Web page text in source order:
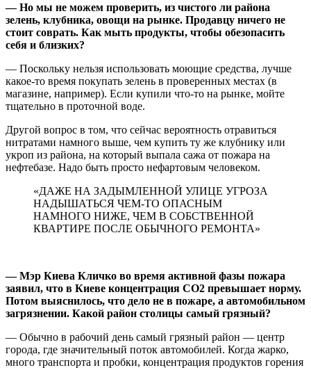
— Но мы не можем проверить, из чистого ли района
зелень, клубника, овощи на рынке. Продавцу ничего не
стоит соврать. Как мыть продукты, чтобы обезопасить
себя и близких?
— Поскольку нельзя использовать моющие средства, лучше
какое-то время покупать зелень в проверенных местах (в
магазине, например). Если купили что-то на рынке, мойте
тщательно в проточной воде.
Другой вопрос в том, что сейчас вероятность отравиться
нитратами намного выше, чем купить ту же клубнику или
укроп из района, на который выпала сажа от пожара на
нефтебазе. Надо быть просто нефартовым человеком.
«ДАЖЕ НА ЗАДЫМЛЕННОЙ УЛИЦЕ УГРОЗА
НАДЫШАТЬСЯ ЧЕМ-ТО ОПАСНЫМ
НАМНОГО НИЖЕ, ЧЕМ В СОБСТВЕННОЙ
КВАРТИРЕ ПОСЛЕ ОБЫЧНОГО РЕМОНТА»
— Мэр Киева Кличко во время активной фазы пожара
заявил, что в Киеве концентрация СО2 превышает норму.
Потом выяснилось, что дело не в пожаре, а автомобильном
загрязнении. Какой район столицы самый грязный?
— Обычно в рабочий день самый грязный район — центр
города, где значительный поток автомобилей. Когда жарко,
много транспорта и пробки, концентрация продуктов горения